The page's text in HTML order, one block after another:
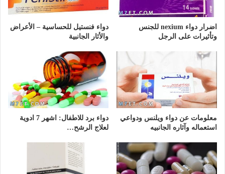
اضرار دواء nexium للجنس
وتأثيرات على الرجل
دواء فنستيل للحساسية – الأعراض
والأثار الجانبية
معلومات عن دواء ويلنس ودواعي
استعماله وآثاره الجانبيه
دواء برد للاطفال: اشهر 7 ادوية
لعلاج الرشح…